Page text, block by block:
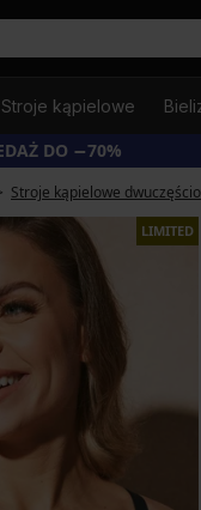
Stroje kąpielowe
DO −70%
Stroje kąpielowe
LIMITED